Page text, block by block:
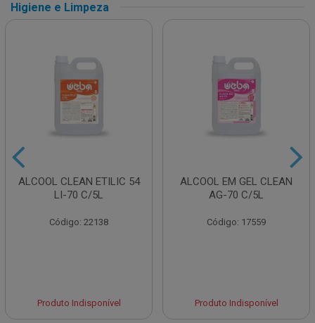
Higiene e Limpeza
ALCOOL CLEAN ETILIC 54
LI-70 C/5L
Código: 22138
Produto Indisponível
ALCOOL EM GEL CLEAN
AG-70 C/5L
Código: 17559
Produto Indisponível